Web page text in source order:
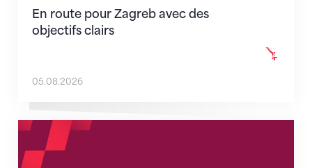
En route pour Zagreb avec des
objectifs clairs
05.08.2026
Nouveaux horaires du secrétariat dès le 1er août